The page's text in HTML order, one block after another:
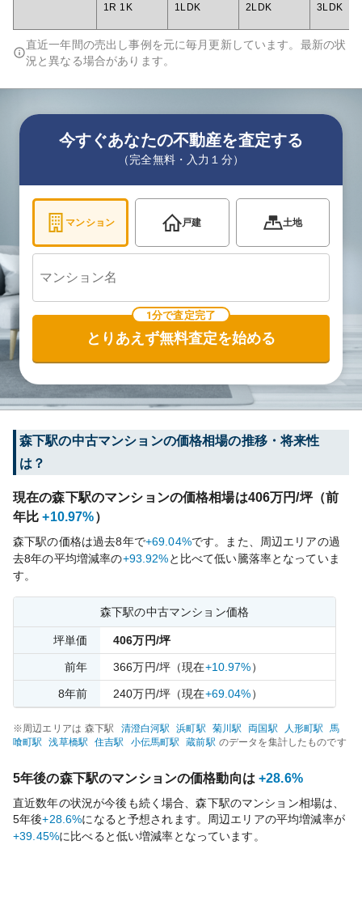
1R 1K 1LDK 2LDK 3LDK
直近一年間の売出し事例を元に毎月更新しています。最新の状
況と異なる場合があります。
今すぐあなたの不動産を査定する
（完全無料・入力１分）
マンション 戸建 土地
1分で査定完了
とりあえず無料査定を始める
森下駅の中古マンションの価格相場の推移・将来性
は？
現在の森下駅のマンションの価格相場は406万円/坪（前
年比 +10.97%）
森下駅の価格は過去8年で+69.04%です。
また、周辺エリアの過
去8年の平均増減率の+93.92%と比べて低い騰落率となっていま
す。
森下駅の中古マンション価格
坪単価 406万円/坪
前年 366万円/坪 （現在+10.97%）
8年前 240万円/坪 （現在+69.04%）
※周辺エリアは 森下駅 清澄白河駅 浜町駅 菊川駅 両国駅 人形町駅
馬
喰町駅 浅草橋駅 住吉駅 小伝馬町駅 蔵前駅 のデータを集計したものです
5年後の森下駅のマンションの価格動向は +28.6%
直近数年の状況が今後も続く場合、森下駅のマンション相場は、
5年後+28.6%になると予想されます。周辺エリアの平均増減率が
+39.45%に比べると低い増減率となっています。